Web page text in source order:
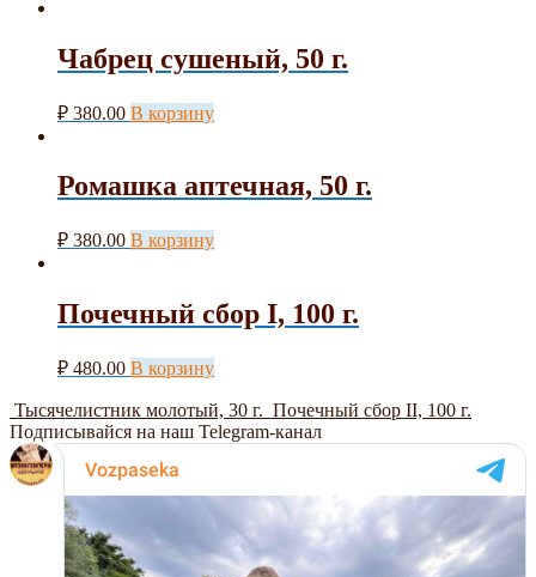
Чабрец сушеный, 50 г.
₽ 380.00 В корзину
Ромашка аптечная, 50 г.
₽ 380.00 В корзину
Почечный сбор I, 100 г.
₽ 480.00 В корзину
Тысячелистник молотый, 30 г. Почечный сбор II, 100 г.
Подписывайся на наш Telegram-канал